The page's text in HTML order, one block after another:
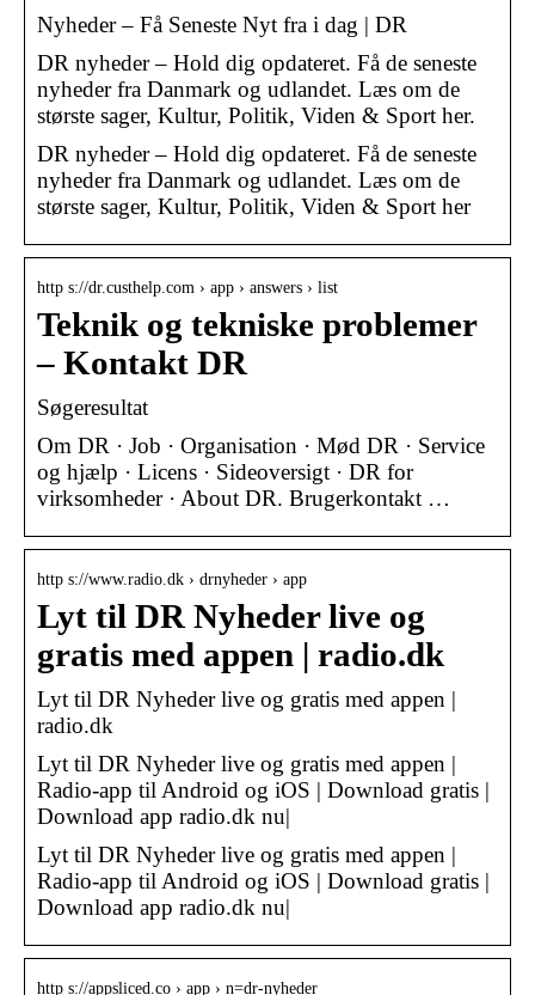
Nyheder – Få Seneste Nyt fra i dag | DR
DR nyheder – Hold dig opdateret. Få de seneste
nyheder fra Danmark og udlandet. Læs om de
største sager, Kultur, Politik, Viden & Sport her.
DR nyheder – Hold dig opdateret. Få de seneste
nyheder fra Danmark og udlandet. Læs om de
største sager, Kultur, Politik, Viden & Sport her
http s://dr.custhelp.com › app › answers › list
Teknik og tekniske problemer
– Kontakt DR
Søgeresultat
Om DR · Job · Organisation · Mød DR · Service
og hjælp · Licens · Sideoversigt · DR for
virksomheder · About DR. Brugerkontakt …
http s://www.radio.dk › drnyheder › app
Lyt til DR Nyheder live og
gratis med appen | radio.dk
Lyt til DR Nyheder live og gratis med appen |
radio.dk
Lyt til DR Nyheder live og gratis med appen |
Radio-app til Android og iOS | Download gratis |
Download app radio.dk nu|
Lyt til DR Nyheder live og gratis med appen |
Radio-app til Android og iOS | Download gratis |
Download app radio.dk nu|
http s://appsliced.co › app › n=dr-nyheder